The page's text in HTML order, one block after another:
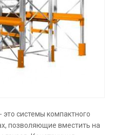
системы компактного
позволяющие вместить на